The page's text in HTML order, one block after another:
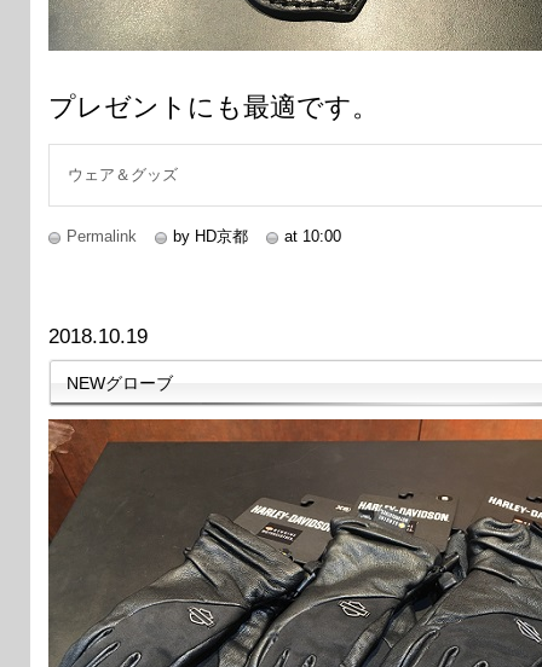
プレゼントにも最適です。
ウェア＆グッズ
Permalink by HD京都 at 10:00
2018.10.19
NEWグローブ